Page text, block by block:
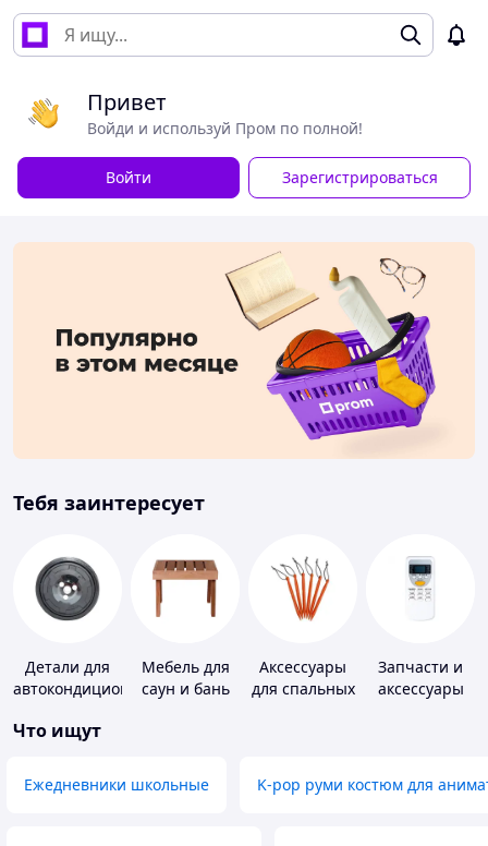
Привет
Войди и используй Пром по полной!
Войти Зарегистрироваться
Тебя заинтересует
Детали для
автокондиционеров
Мебель для
саун и бань
Аксессуары
для спальных
Запчасти и
аксессуары
Что ищут
Ежедневники школьные K-pop руми костюм для